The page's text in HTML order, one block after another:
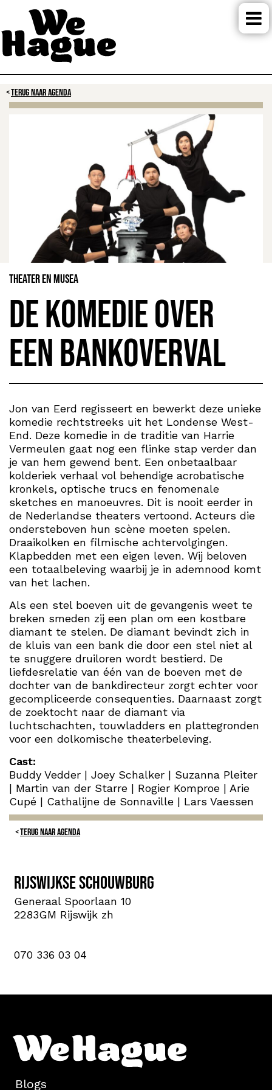
TERUG NAAR AGENDA
Theater en Musea
De komedie over
een bankoverval
Jon van Eerd regisseert en bewerkt deze unieke
komedie rechtstreeks uit het Londense West-
End. Deze komedie in de traditie van Harrie
Vermeulen gaat nog een flinke stap verder dan
je van hem gewend bent. Een onbetaalbaar
kolderiek verhaal vol behendige acrobatische
kronkels, optische trucs en fenomenale
sketches en manoeuvres. Dit is nooit eerder in
de Nederlandse theaters vertoond. Acteurs die
ondersteboven hun scène moeten spelen.
Draaikolken en filmische achtervolgingen.
Klapbedden met een eigen leven. Wij beloven
een totaalbeleving waarbij je in ademnood komt
van het lachen.
Als een stel boeven uit de gevangenis weet te
breken smeden zij een plan om een kostbare
diamant te stelen. De diamant bevindt zich in
de kluis van een bank die door een stel niet al
te snuggere druiloren wordt bestierd. De
liefdesrelatie van één van de boeven met de
dochter van de bankdirecteur zorgt echter voor
gecompliceerde consequenties. Daarnaast zorgt
de zoektocht naar de diamant via
luchtschachten, touwladders en plattegronden
voor een dolkomische theaterbeleving.
Cast:
Buddy Vedder | Joey Schalker | Suzanna Pleiter
| Martin van der Starre | Rogier Komproe | Arie
Cupé | Cathalijne de Sonnaville | Lars Vaessen
TERUG NAAR AGENDA
Rijswijkse Schouwburg
Generaal Spoorlaan 10
2283GM Rijswijk zh
070 336 03 04
Blogs